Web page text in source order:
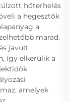
hőterhelés
a hegesztők
a
marad.
javult
így elkerülik a
amelyek